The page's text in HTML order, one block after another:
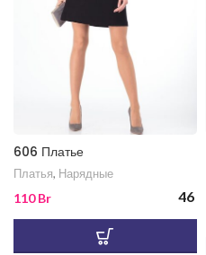
606 Платье
Платья, Нарядные
110Br 46